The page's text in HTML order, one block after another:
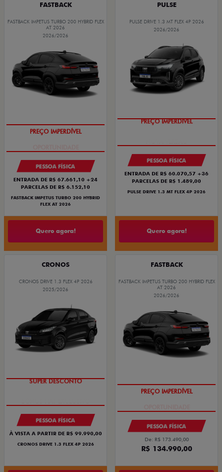
FASTBACK
FASTBACK IMPETUS TURBO 200 HYBRID FLEX
AT 2026
2026/2026
PREÇO IMPERDÍVEL
PESSOA FÍSICA
ENTRADA DE R$ 67.661,10 +24
PARCELAS DE R$ 6.152,10
FASTBACK IMPETUS TURBO 200 HYBRID
FLEX AT 2026
Quero agora!
PULSE
PULSE DRIVE 1.3 MT FLEX 4P 2026
2026/2026
PREÇO IMPERDÍVEL
PESSOA FÍSICA
ENTRADA DE R$ 60.070,57 +36
PARCELAS DE R$ 1.489,00
PULSE DRIVE 1.3 MT FLEX 4P 2026
Quero agora!
CRONOS
CRONOS DRIVE 1.3 FLEX 4P 2026
2025/2026
SUPER DESCONTO
PESSOA FÍSICA
À VISTA A PARTIR DE R$ 99.990,00
CRONOS DRIVE 1.3 FLEX 4P 2026
FASTBACK
FASTBACK IMPETUS TURBO 200 HYBRID FLEX
AT 2026
2026/2026
PREÇO IMPERDÍVEL
PESSOA FÍSICA
De: R$ 173.490,00
R$ 134.990,00